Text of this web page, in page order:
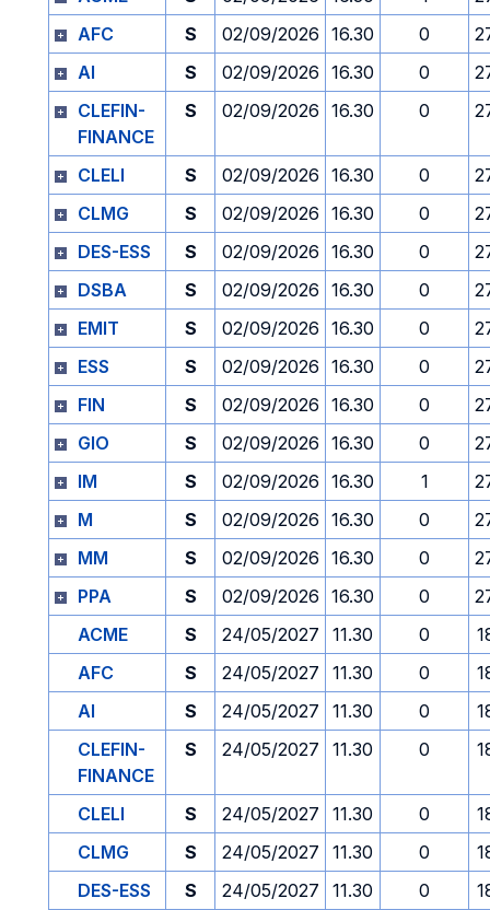
AFC
S 02/09/2026 16.30 0
AI
S 02/09/2026 16.30 0
CLEFIN-
FINANCE
S 02/09/2026 16.30 0
CLELI S 02/09/2026 16.30 0
CLMG
S 02/09/2026 16.30 0
DES-ESS
S 02/09/2026 16.30 0
DSBA
S 02/09/2026 16.30 0
EMIT
S 02/09/2026 16.30 0
ESS
S 02/09/2026 16.30 0
FIN
S 02/09/2026 16.30 0
GIO
S 02/09/2026 16.30 0
IM
S 02/09/2026 16.30 1
M
S 02/09/2026 16.30 0
MM
S 02/09/2026 16.30 0
PPA
S 02/09/2026 16.30 0
ACME
S 24/05/2027 11.30 0
AFC
S 24/05/2027 11.30 0
AI
S 24/05/2027 11.30 0
CLEFIN-
FINANCE
S 24/05/2027 11.30 0
CLELI S 24/05/2027 11.30 0
CLMG
S 24/05/2027 11.30 0
DES-ESS
S 24/05/2027 11.30 0